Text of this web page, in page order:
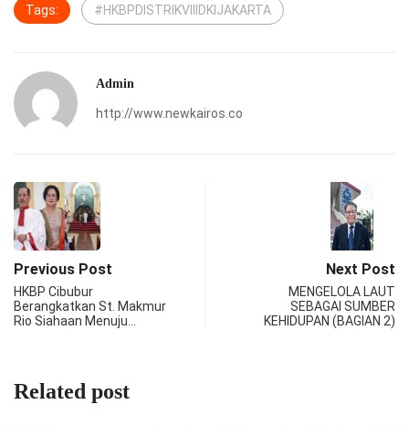
Tags: #HKBPDISTRIKVIIIDKIJAKARTA
Admin
http://www.newkairos.co
Previous Post
HKBP Cibubur
Berangkatkan St. Makmur
Rio Siahaan Menuju…
Next Post
MENGELOLA LAUT
SEBAGAI SUMBER
KEHIDUPAN (BAGIAN 2)
Related post